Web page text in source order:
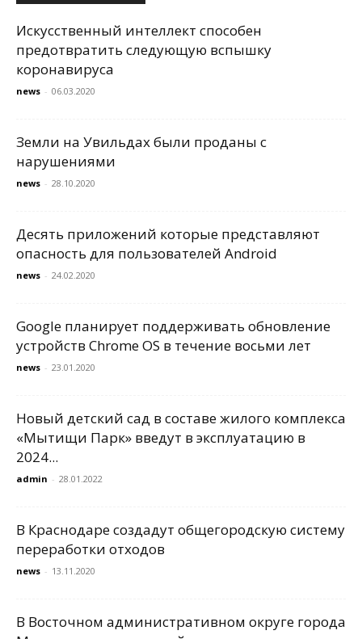
Искусственный интеллект способен
предотвратить следующую вспышку
коронавируса
news - 06.03.2020
Земли на Увильдах были проданы с
нарушениями
news - 28.10.2020
Десять приложений которые представляют
опасность для пользователей Android
news - 24.02.2020
Google планирует поддерживать обновление
устройств Chrome OS в течение восьми лет
news - 23.01.2020
Новый детский сад в составе жилого комплекса
«Мытищи Парк» введут в эксплуатацию в
2024...
admin - 28.01.2022
В Краснодаре создадут общегородскую систему
переработки отходов
news - 13.11.2020
В Восточном административном округе города